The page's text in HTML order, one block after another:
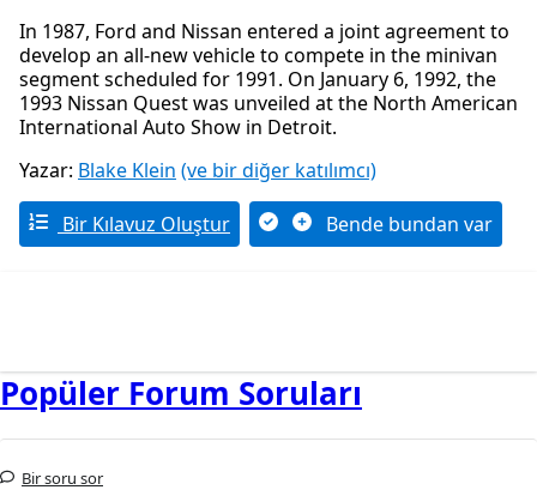
In 1987, Ford and Nissan entered a joint agreement to
develop an all-new vehicle to compete in the minivan
segment scheduled for 1991. On January 6, 1992, the
1993 Nissan Quest was unveiled at the North American
International Auto Show in Detroit.
Yazar: Blake Klein (ve bir diğer katılımcı)
Bir Kılavuz Oluştur Bende bundan var
Popüler Forum Soruları
Bir soru sor